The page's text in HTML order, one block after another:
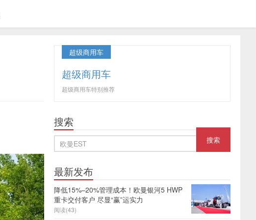
超级商用车
超级商用车
超级商用车特别推荐
搜索
最新发布
降低15%–20%管理成本！欧曼银河5 HWP
重卡交付客户 尽显“赢”运实力
阅读(43)